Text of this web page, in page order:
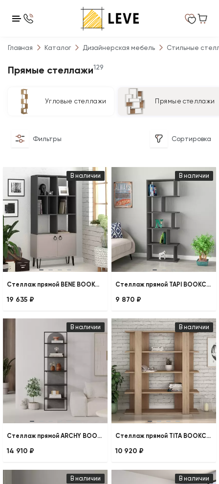
Главная Каталог Дизайнерская мебель Стильные
Прямые стеллажи129
Угловые стеллажи Прямые стеллажи
Фильтры Сортировка
В наличии
Стеллаж прямой BENE BOOKCASE
19 635 ₽
В наличии
Стеллаж прямой TAPI BOOKCASE
9 870 ₽
В наличии
Стеллаж прямой ARCHY BOOKCASE
14 910 ₽
В наличии
Стеллаж прямой TITA BOOKCASE
10 920 ₽
В наличии В наличии